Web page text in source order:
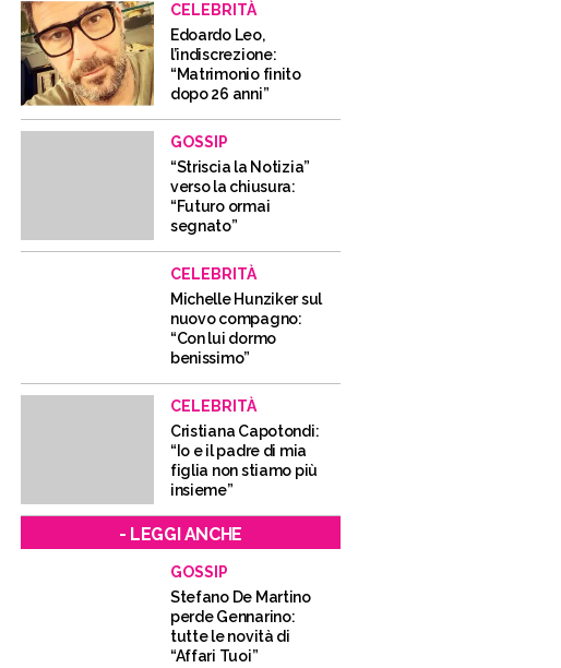
CELEBRITÀ
Edoardo Leo,
l’indiscrezione:
“Matrimonio finito
dopo 26 anni”
GOSSIP
“Striscia la Notizia”
verso la chiusura:
“Futuro ormai
segnato”
CELEBRITÀ
Michelle Hunziker sul
nuovo compagno:
“Con lui dormo
benissimo”
CELEBRITÀ
Cristiana Capotondi:
“Io e il padre di mia
figlia non stiamo più
insieme”
- LEGGI ANCHE
GOSSIP
Stefano De Martino
perde Gennarino:
tutte le novità di
“Affari Tuoi”